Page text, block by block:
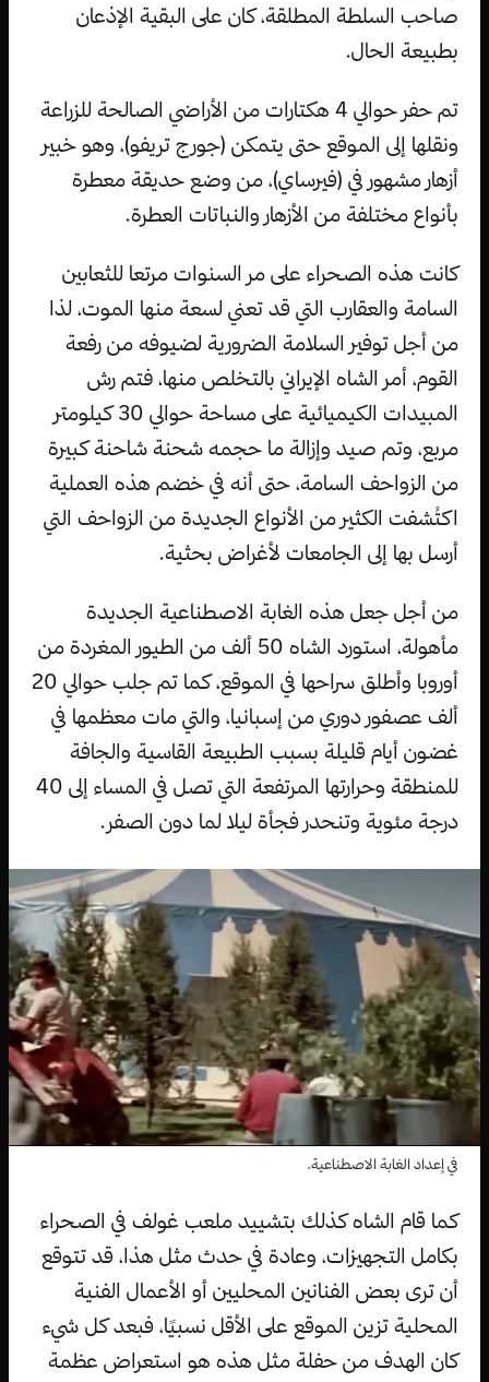
صاحب السلطة المطلقة، كان على البقية الإذعان
بطبيعة الحال.
تم حفر حوالي 4 هكتارات من الأراضي الصالحة للزراعة
ونقلها إلى الموقع حتى يتمكن (جورج تريفو)، وهو خبير
أزهار مشهور في (فيرساي)، من وضع حديقة معطرة
بأنواع مختلفة من الأزهار والنباتات العطرة.
كانت هذه الصحراء على مر السنوات مرتعا للثعابين
السامة والعقارب التي قد تعني لسعة منها الموت، لذا
من أجل توفير السلامة الضرورية لضيوفه من رفعة
القوم، أمر الشاه الإيراني بالتخلص منها، فتم رش
المبيدات الكيميائية على مساحة حوالي 30 كيلومتر
مربع، وتم صيد وإزالة ما حجمه شحنة شاحنة كبيرة
من الزواحف السامة، حتى أنه في خضم هذه العملية
اكتُشفت الكثير من الأنواع الجديدة من الزواحف التي
أرسل بها إلى الجامعات لأغراض بحثية.
من أجل جعل هذه الغابة الاصطناعية الجديدة
مأهولة، استورد الشاه 50 ألف من الطيور المغردة من
أوروبا وأطلق سراحها في الموقع، كما تم جلب حوالي 20
ألف عصفور دوري من إسبانيا، والتي مات معظمها في
غضون أيام قليلة بسبب الطبيعة القاسية والجافة
للمنطقة وحرارتها المرتفعة التي تصل في المساء إلى 40
درجة مئوية وتنحدر فجأة ليلا لما دون الصفر.
في إعداد الغابة الاصطناعية.
كما قام الشاه كذلك بتشييد ملعب غولف في الصحراء
بكامل التجهيزات، وعادة في حدث مثل هذا، قد تتوقع
أن ترى بعض الفنانين المحليين أو الأعمال الفنية
المحلية تزين الموقع على الأقل نسبيًا، فبعد كل شيء
كان الهدف من حفلة مثل هذه هو استعراض عظمة